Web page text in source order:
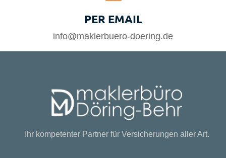
PER EMAIL
info@maklerbuero-doering.de
Ihr kompetenter Partner für Versicherungen aller Art.